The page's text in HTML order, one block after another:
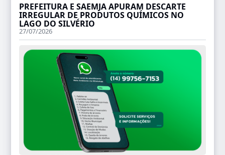
PREFEITURA E SAEMJA APURAM DESCARTE
IRREGULAR DE PRODUTOS QUÍMICOS NO
LAGO DO SILVÉRIO
27/07/2026